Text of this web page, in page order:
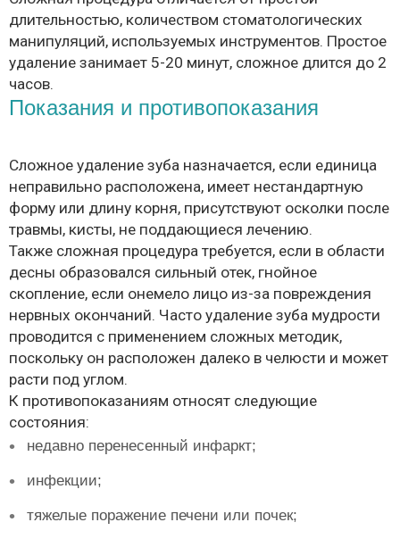
длительностью, количеством стоматологических
манипуляций, используемых инструментов. Простое
удаление занимает 5-20 минут, сложное длится до 2
часов.
Показания и противопоказания
Сложное удаление зуба назначается, если единица
неправильно расположена, имеет нестандартную
форму или длину корня, присутствуют осколки после
травмы, кисты, не поддающиеся лечению.
Также сложная процедура требуется, если в области
десны образовался сильный отек, гнойное
скопление, если онемело лицо из-за повреждения
нервных окончаний. Часто удаление зуба мудрости
проводится с применением сложных методик,
поскольку он расположен далеко в челюсти и может
расти под углом.
К противопоказаниям относят следующие
состояния:
недавно перенесенный инфаркт;
инфекции;
тяжелые поражение печени или почек;